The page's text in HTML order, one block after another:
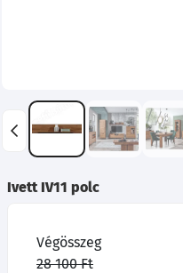
Ivett IV11 polc
Végösszeg
28 100 Ft